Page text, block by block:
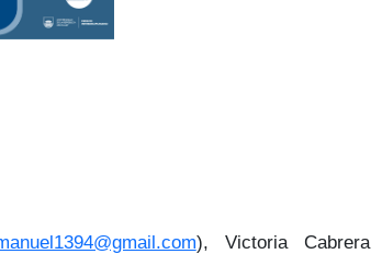
), Victoria